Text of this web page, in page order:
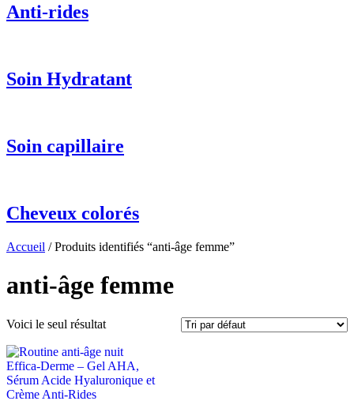
Anti-rides
Soin Hydratant
Soin capillaire
Cheveux colorés
Accueil / Produits identifiés “anti‑âge femme”
anti‑âge femme
Voici le seul résultat